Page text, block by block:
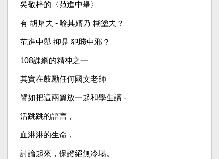
吳敬梓的〈范進中舉〉
有 胡屠夫 - 喻其婿乃 糊塗夫？
范進中舉 抑是 犯賤中邪？
108課綱的精神之一
其實在鼓勵任何國文老師
譬如把這兩篇放一起和學生讀 -
活跳跳的語言，
血淋淋的生命，
討論起來，保證絕無冷場。